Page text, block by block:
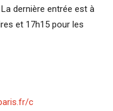
dernière entrée est à
et 17h15 pour les
c